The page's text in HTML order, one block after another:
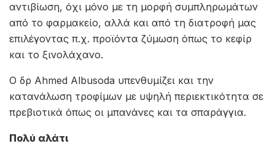
αντιβίωση, όχι μόνο με τη μορφή συμπληρωμάτων
από το φαρμακείο, αλλά και από τη διατροφή μας
επιλέγοντας π.χ. προϊόντα ζύμωση όπως το κεφίρ
και το ξινολάχανο.
Ο δρ Ahmed Albusoda υπενθυμίζει και την
κατανάλωση τροφίμων με υψηλή περιεκτικότητα σε
πρεβιοτικά όπως οι μπανάνες και τα σπαράγγια.
Πολύ αλάτι